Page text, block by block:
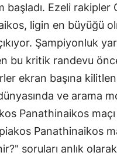
başladı. Ezeli rakipler
ligin en büyüğü
Şampiyonluk
bu kritik randevu
ekran başına
ve arama
Panathinaikos
Panathinaikos
soruları anlık